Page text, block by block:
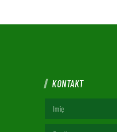
KONTAKT